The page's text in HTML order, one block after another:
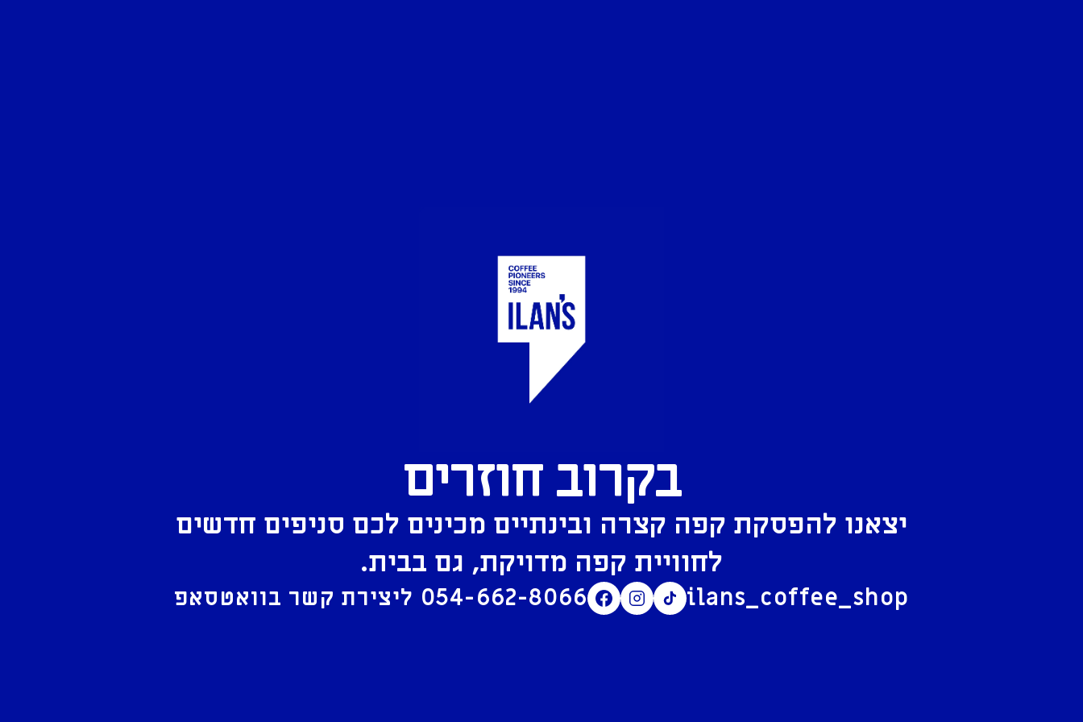
בקרוב חוזרים
יצאנו להפסקת קפה קצרה ובינתיים מכינים לכם סניפים חדשים
לחוויית קפה מדויקת, גם בבית.
054-662-8066 ilans_coffee_shop